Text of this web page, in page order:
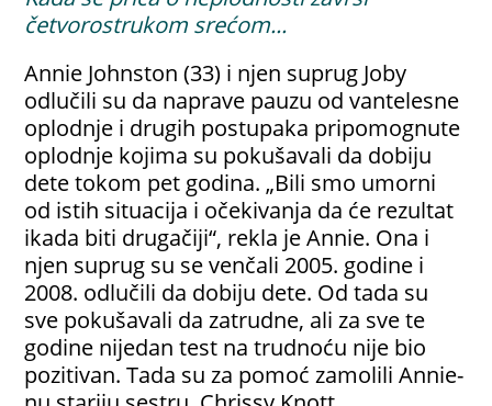
četvorostrukom srećom...
Annie Johnston(33) i njen suprug Joby
odlučili su da naprave pauzu od vantelesne
oplodnje i drugih postupaka pripomognute
oplodnje kojima su pokušavali da dobiju
dete tokom pet godina. „Bili smo umorni
od istih situacija i očekivanja da će rezultat
ikada biti drugačiji“, rekla je Annie. Ona i
njen suprug su se venčali 2005. godine i
2008. odlučili da dobiju dete. Od tada su
sve pokušavali da zatrudne, ali za sve te
godine nijedan test na trudnoću nije bio
pozitivan. Tada su za pomoć zamoliliAnnie-